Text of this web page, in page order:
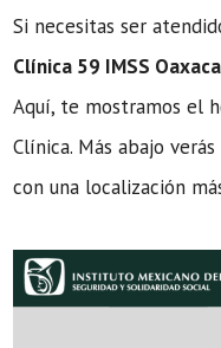
Si necesitas ser
Clínica 59 IMSS Oaxaca
Aquí, te mostramos el
Clínica. Más abajo
con una localización